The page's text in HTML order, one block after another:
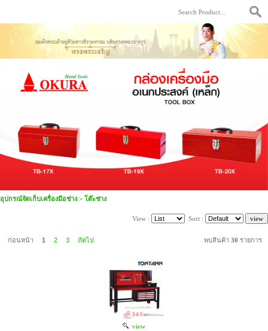
อุปกรณ์จัดเก็บเครื่องมือช่าง > โต๊ะช่าง
View : Sort :
ก่อนหน้า 1 2 3 ถัดไป พบสินค้า 30 รายการ
view